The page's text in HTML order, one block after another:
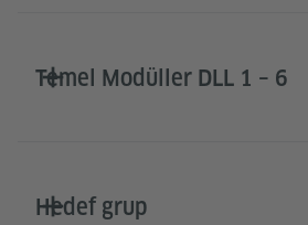
Temel Modüller DLL 1 – 6
Hedef grup